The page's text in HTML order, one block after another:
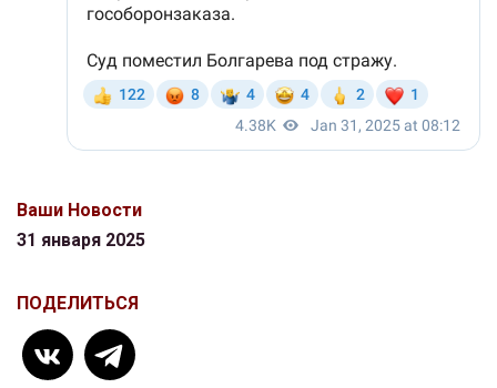
Ваши Новости
31 января 2025
ПОДЕЛИТЬСЯ